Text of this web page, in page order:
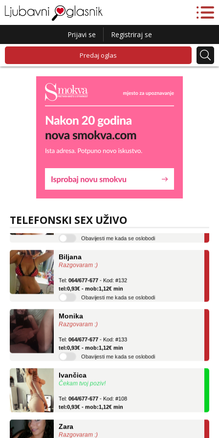
Prijavi se Registriraj se
Predaj oglas
TELEFONSKI SEX UŽIVO
Liliana
Razgovaram :)
- Kod: #69
tel:0,93€ - mob:1,12€ min
Razgovaram :)
tel:0,93€ - mob:1,12€ min
Obavijesti me kada se oslobodi
Razgovaram :)
tel:0,93€ - mob:1,12€ min
Obavijesti me kada se oslobodi
Čekam tvoj poziv!
tel:0,93€ - mob:1,12€ min
Razgovaram :)